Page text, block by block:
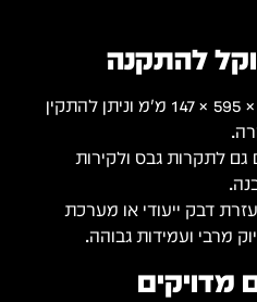
וקל להתקנה
ה-DC3 מגיע במידות של 595 × 595 × 147 מ״מ וניתן להתקין
לתקרות גבס ולקירות
דבק ייעודי או מערכת
מדויקים